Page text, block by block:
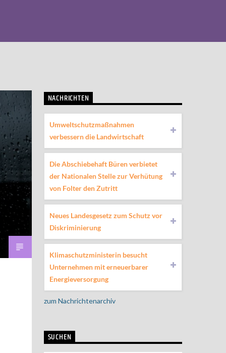
NACHRICHTEN
Umweltschutzmaßnahmen
verbessern die Landwirtschaft
Die Abschiebehaft Büren verbietet
der Nationalen Stelle zur Verhütung
von Folter den Zutritt
Neues Landesgesetz zum Schutz vor
Diskriminierung
Klimaschutzministerin besucht
Unternehmen mit erneuerbarer
Energieversorgung
zum Nachrichtenarchiv
SUCHEN